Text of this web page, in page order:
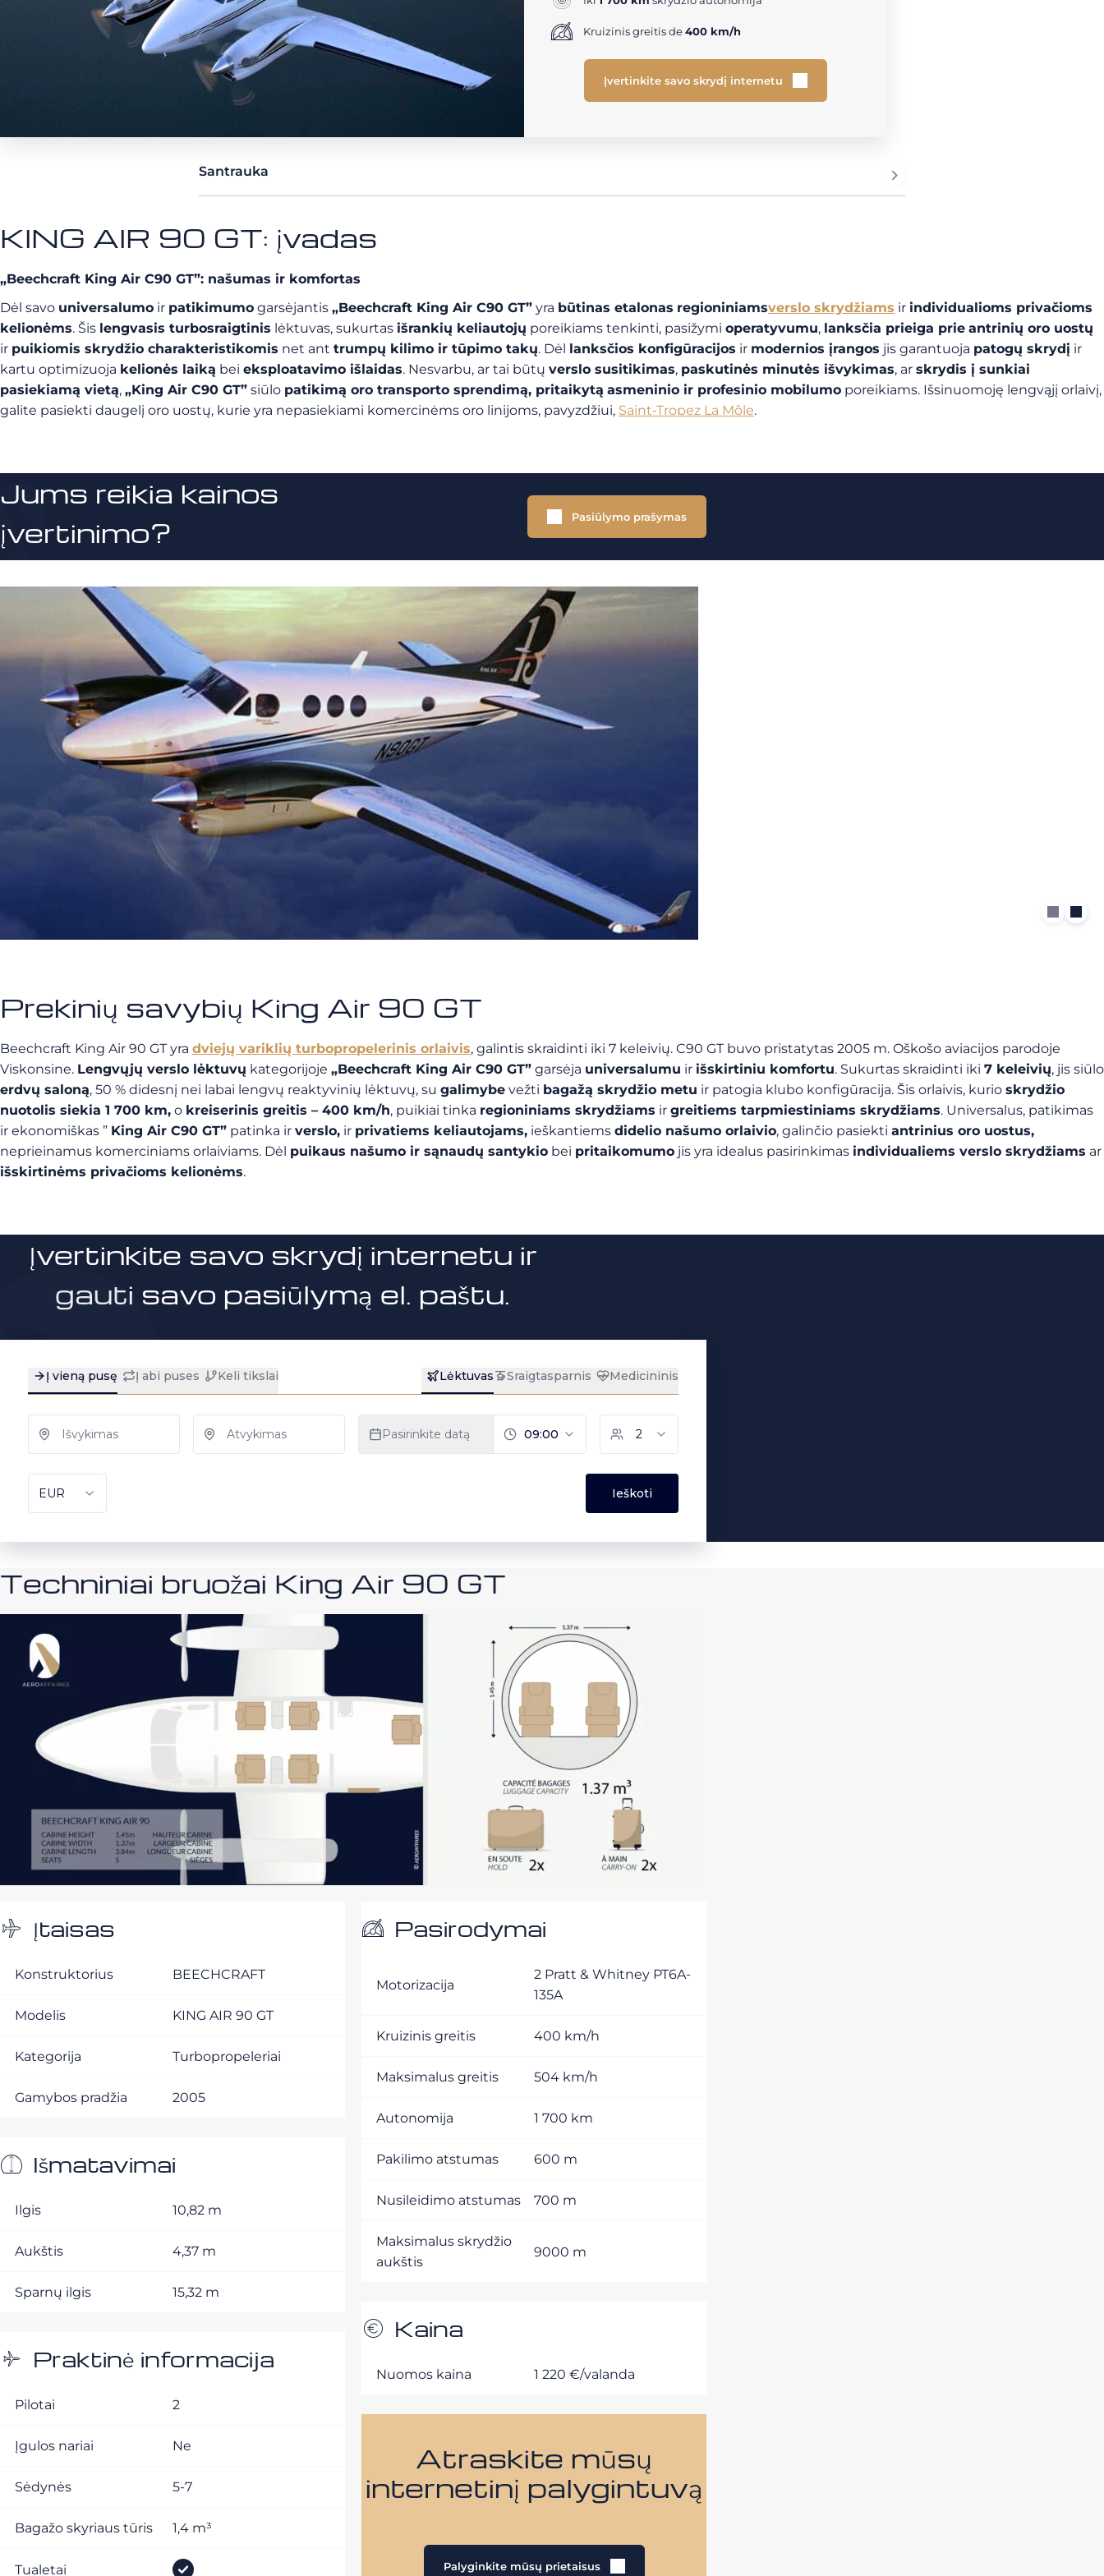
Kruizinis greitis de400 km/h
Įvertinkite savo skrydį internetu
Santrauka
KING AIR 90 GT: įvadas
„Beechcraft King Air C90 GT”: našumas ir komfortas
Dėl savo universalumo ir patikimumo garsėjantis „Beechcraft King Air C90 GT” yra būtinas etalonas regioniniamsverslo skrydžiams ir individualioms privačioms
kelionėms. Šis lengvasis turbosraigtinis lėktuvas, sukurtas išrankių keliautojų poreikiams tenkinti, pasižymi operatyvumu, lanksčia prieiga prie antrinių oro uostų
ir puikiomis skrydžio charakteristikomis net ant trumpų kilimo ir tūpimo takų. Dėl lanksčios konfigūracijos ir modernios įrangos jis garantuoja patogų skrydį ir
kartu optimizuoja kelionės laiką bei eksploatavimo išlaidas. Nesvarbu, ar tai būtų verslo susitikimas, paskutinės minutės išvykimas, ar skrydis į sunkiai
pasiekiamą vietą, „King Air C90 GT” siūlo patikimą oro transporto sprendimą, pritaikytą asmeninio ir profesinio mobilumo poreikiams. Išsinuomoję lengvąjį orlaivį,
galite pasiekti daugelį oro uostų, kurie yra nepasiekiami komercinėms oro linijoms, pavyzdžiui, Saint-Tropez La Môle.
Jums reikia kainos
įvertinimo?
Pasiūlymo prašymas
Prekinių savybių King Air 90 GT
Beechcraft King Air 90 GT yra dviejų variklių turbopropelerinis orlaivis, galintis skraidinti iki 7 keleivių. C90 GT buvo pristatytas 2005 m. Oškošo aviacijos parodoje
Viskonsine. Lengvųjų verslo lėktuvų kategorijoje „Beechcraft King Air C90 GT” garsėja universalumu ir išskirtiniu komfortu. Sukurtas skraidinti iki 7 keleivių, jis siūlo
erdvų saloną, 50 % didesnį nei labai lengvų reaktyvinių lėktuvų, su galimybe vežti bagažą skrydžio metu ir patogia klubo konfigūracija. Šis orlaivis, kurio skrydžio
nuotolis siekia 1 700 km, o kreiserinis greitis – 400 km/h, puikiai tinka regioniniams skrydžiams ir greitiems tarpmiestiniams skrydžiams. Universalus, patikimas
ir ekonomiškas ” King Air C90 GT” patinka ir verslo, ir privatiems keliautojams, ieškantiems didelio našumo orlaivio, galinčio pasiekti antrinius oro uostus,
neprieinamus komerciniams orlaiviams. Dėl puikaus našumo ir sąnaudų santykio bei pritaikomumo jis yra idealus pasirinkimas individualiems verslo skrydžiams ar
išskirtinėms privačioms kelionėms.
Įvertinkite savo skrydį internetu ir
gauti savo pasiūlymą el. paštu.
Techniniai bruožai King Air 90 GT
Įtaisas
Konstruktorius BEECHCRAFT
Modelis KING AIR 90 GT
Kategorija Turbopropeleriai
Gamybos pradžia 2005
Išmatavimai
Ilgis 10,82 m
Aukštis 4,37 m
Sparnų ilgis 15,32 m
Praktinė informacija
Pilotai 2
Įgulos nariai Ne
Sėdynės 5-7
Bagažo skyriaus tūris 1,4 m³
Tualetai
Pasirodymai
Motorizacija
2 Pratt & Whitney PT6A-
135A
Kruizinis greitis 400 km/h
Maksimalus greitis 504 km/h
Autonomija 1 700 km
Pakilimo atstumas 600 m
Nusileidimo atstumas 700 m
Maksimalus skrydžio
aukštis
9000 m
Kaina
Nuomos kaina 1 220 €/valanda
Atraskite mūsų
internetinį palygintuvą
Palyginkite mūsų prietaisus